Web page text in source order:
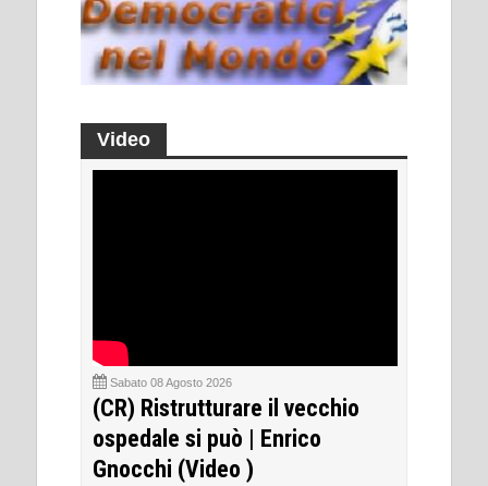
Video
Sabato 08 Agosto 2026
(CR) Ristrutturare il vecchio
ospedale si può | Enrico
Gnocchi (Video )